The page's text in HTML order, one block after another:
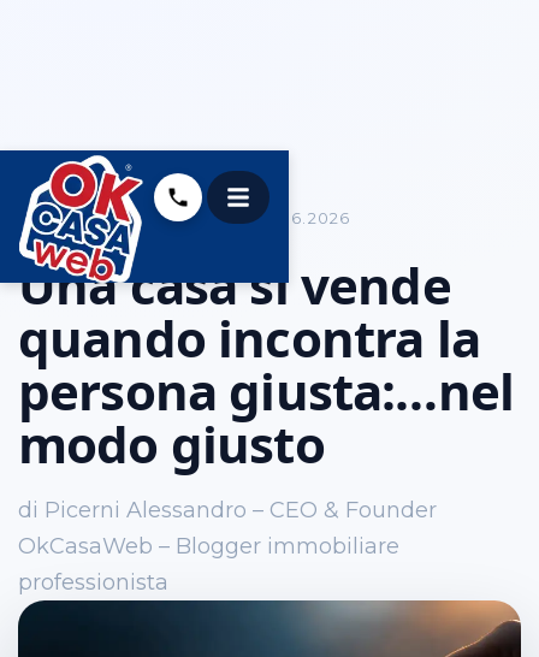
COME VENDERE CASA 05.06.2026
Una casa si vende
quando incontra la
persona giusta:…nel
modo giusto
di Picerni Alessandro – CEO & Founder
OkCasaWeb – Blogger immobiliare
professionista